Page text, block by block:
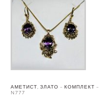
АМЕТИСТ, ЗЛАТО – КОМПЛЕКТ –
N777